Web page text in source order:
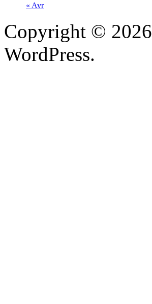
« Avr
Copyright © 2026
WordPress.